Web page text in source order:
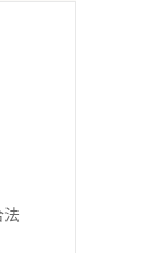
法